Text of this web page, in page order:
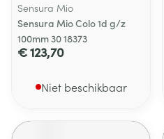
Sensura Mio
Sensura Mio Colo 1d g/z
100mm 30 18373
€ 123,70
Niet beschikbaar